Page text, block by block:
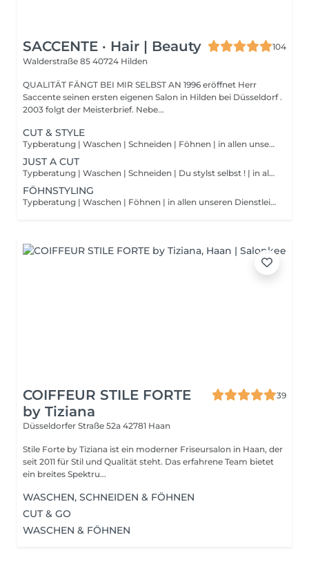
SACCENTE · Hair | Beauty
104
Walderstraße 85 40724 Hilden
QUALITÄT FÄNGT BEI MIR SELBST AN 1996 eröffnet Herr
Saccente seinen ersten eigenen Salon in Hilden bei Düsseldorf .
2003 folgt der Meisterbrief. Nebe...
CUT & STYLE
Typberatung | Waschen | Schneiden | Föhnen | in allen unseren Dienstleistungen sind LUXURY.Hairorganic Pflege & Styling Produkte inclusive ! (ca. 60 Minuten) Sonderleistungen werden extra berechnet!
JUST A CUT
Typberatung | Waschen | Schneiden | Du stylst selbst ! | in allen unseren Dienstleistungen sind LUXURY.Hairorganic Pflege & Styling Produkte inclusive! (ca. 30 Minuten) Sonderleistungen werden extra berechnet!
FÖHNSTYLING
Typberatung | Waschen | Föhnen | in allen unseren Dienstleistungen sind LUXURY.Hairorganic Pflege & Styling Produkte inclusive ! (ca. 30 Minuten) Sonderleistungen werden extra berechnet!
COIFFEUR STILE FORTE
by Tiziana
39
Düsseldorfer Straße 52a 42781 Haan
Stile Forte by Tiziana ist ein moderner Friseursalon in Haan, der
seit 2011 für Stil und Qualität steht. Das erfahrene Team bietet
ein breites Spektru...
WASCHEN, SCHNEIDEN & FÖHNEN
CUT & GO
WASCHEN & FÖHNEN